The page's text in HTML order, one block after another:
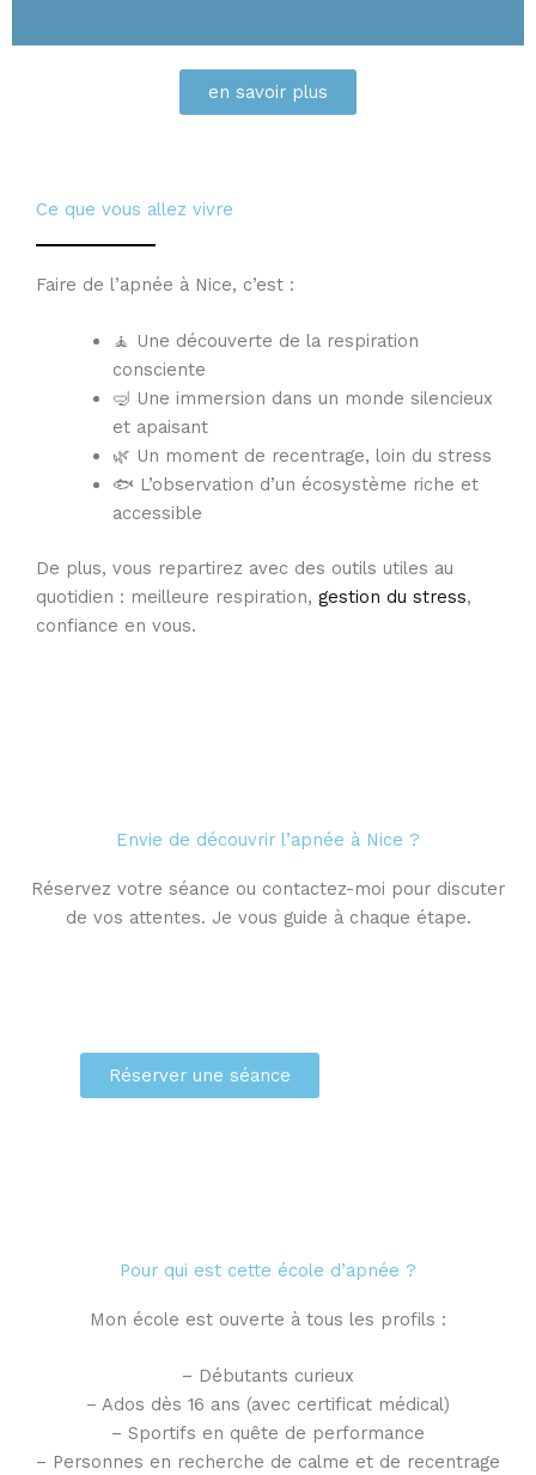
en savoir plus
Ce que vous allez vivre
Faire de l’apnée à Nice, c’est :
🧘 Une découverte de la respiration
consciente
🤿 Une immersion dans un monde silencieux
et apaisant
🌿 Un moment de recentrage, loin du stress
🐟 L’observation d’un écosystème riche et
accessible
De plus, vous repartirez avec des outils utiles au
quotidien : meilleure respiration, gestion du stress,
confiance en vous.
Envie de découvrir l’apnée à Nice ?
Réservez votre séance ou contactez-moi pour discuter
de vos attentes. Je vous guide à chaque étape.
Réserver une séance
Pour qui est cette école d’apnée ?
Mon école est ouverte à tous les profils :
– Débutants curieux
– Ados dès 16 ans (avec certificat médical)
– Sportifs en quête de performance
– Personnes en recherche de calme et de recentrage